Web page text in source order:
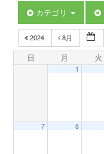
カテゴリ
2024 8月
日 月 火
1
7 8